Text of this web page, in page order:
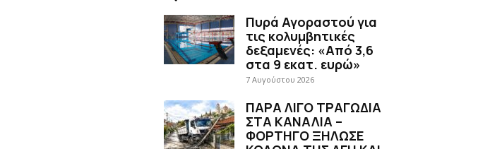
Πυρά Αγοραστού για
τις κολυμβητικές
δεξαμενές: «Από 3,6
στα 9 εκατ. ευρώ»
7 Αυγούστου 2026
ΠΑΡΑ ΛΙΓΟ ΤΡΑΓΩΔΙΑ
ΣΤΑ ΚΑΝΑΛΙΑ –
ΦΟΡΤΗΓΟ ΞΗΛΩΣΕ